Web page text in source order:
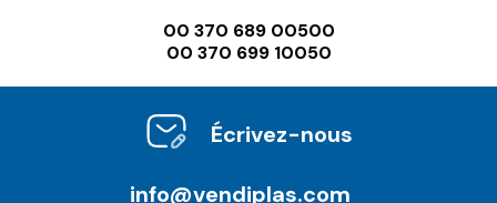
00 370 689 00500
00 370 699 10050
Écrivez-nous
info@vendiplas.com